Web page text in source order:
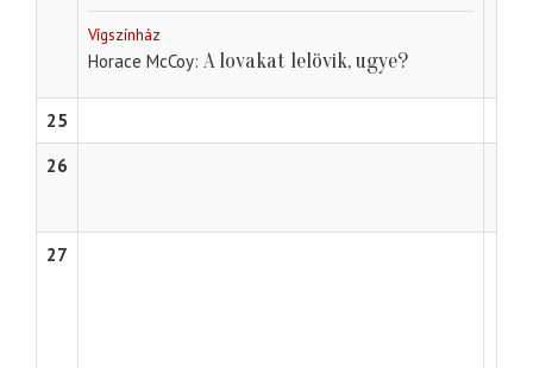
Vígszínház
Horace McCoy A lovakat lelövik, ugye?
25
26
27